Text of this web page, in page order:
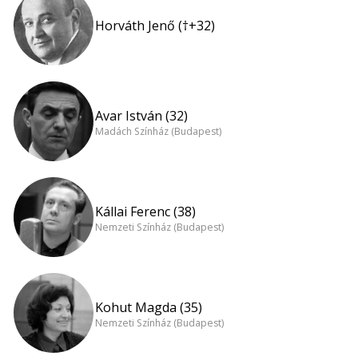
Horváth Jenő (†+32)
Avar István (32)
Madách Színház (Budapest)
Kállai Ferenc (38)
Nemzeti Színház (Budapest)
Kohut Magda (35)
Nemzeti Színház (Budapest)